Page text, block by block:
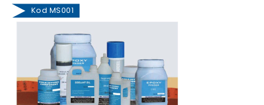
Kod MS001